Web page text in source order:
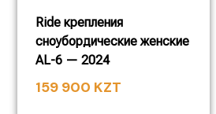
Ride крепления
сноубордические женские
AL-6 — 2024
159 900 KZT